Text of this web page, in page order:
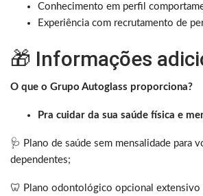
Conhecimento em perfil
Experiência com recrutamento de
🎁 Informações
O que o Grupo Autoglass proporciona?
Pra cuidar da sua saúde física e
🩺 Plano de saúde sem mensalidade para
dependentes;
🦷 Plano odontológico opcional extensivo